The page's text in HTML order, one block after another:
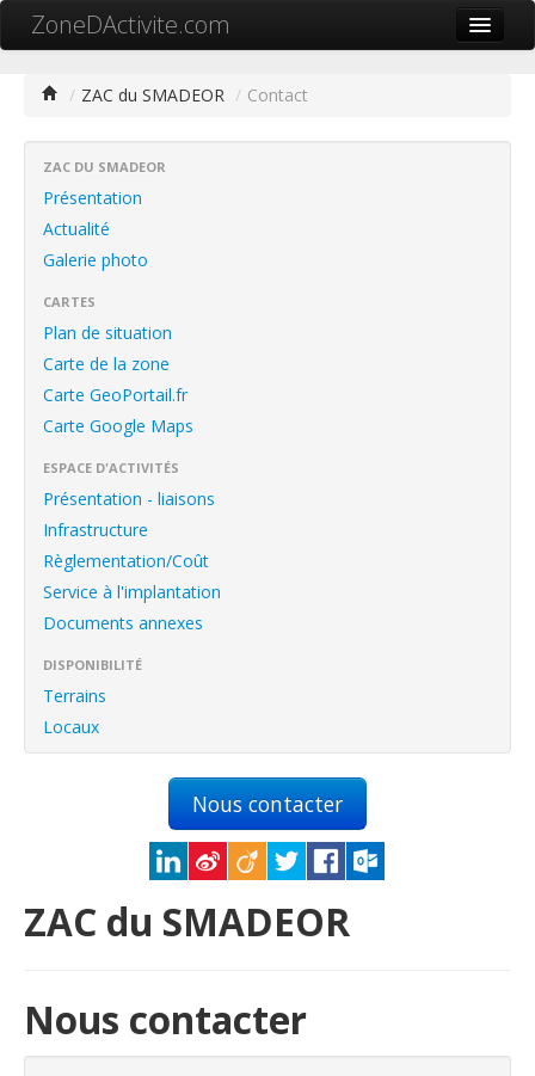
ZoneDActivite.com
Cartographie ZA
Référencer ma zone
Contact
Mon ZA.com
中文
English
Français
Connexion
/ ZAC du SMADEOR / Contact
ZAC DU SMADEOR
Présentation
Actualité
Galerie photo
CARTES
Plan de situation
Carte de la zone
Carte GeoPortail.fr
Carte Google Maps
ESPACE D'ACTIVITÉS
Présentation - liaisons
Infrastructure
Règlementation/Coût
Service à l'implantation
Documents annexes
DISPONIBILITÉ
Terrains
Locaux
Nous contacter
ZAC du SMADEOR
Nous contacter